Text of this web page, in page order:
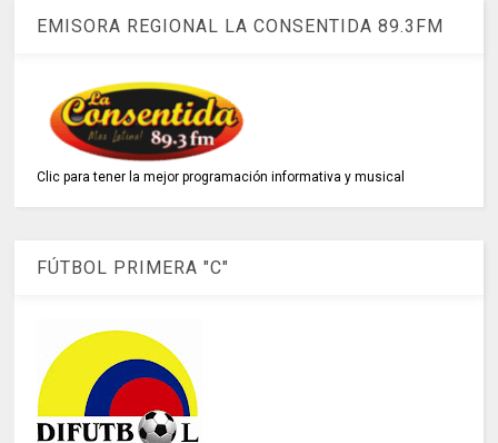
EMISORA REGIONAL LA CONSENTIDA 89.3FM
Clic para tener la mejor programación informativa y musical
FÚTBOL PRIMERA "C"